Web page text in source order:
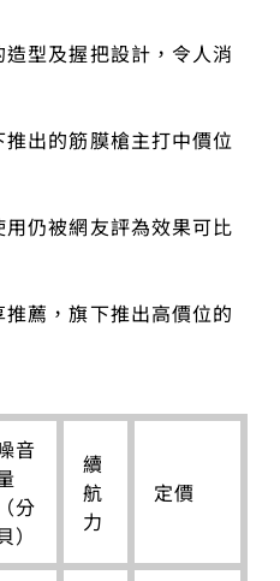
型及握把設計，令人消
出的筋膜槍主打中價位
仍被網友評為效果可比
薦，旗下推出高價位的
音
（分
）
續
航
力
定價